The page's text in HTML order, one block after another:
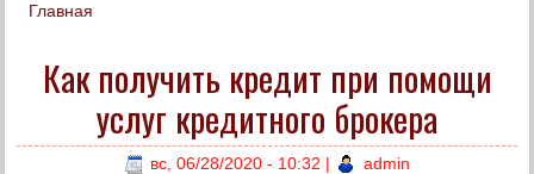
Вы здесь
Главная
Как получить кредит при помощи
услуг кредитного брокера
вс, 06/28/2020 - 10:32 | admin